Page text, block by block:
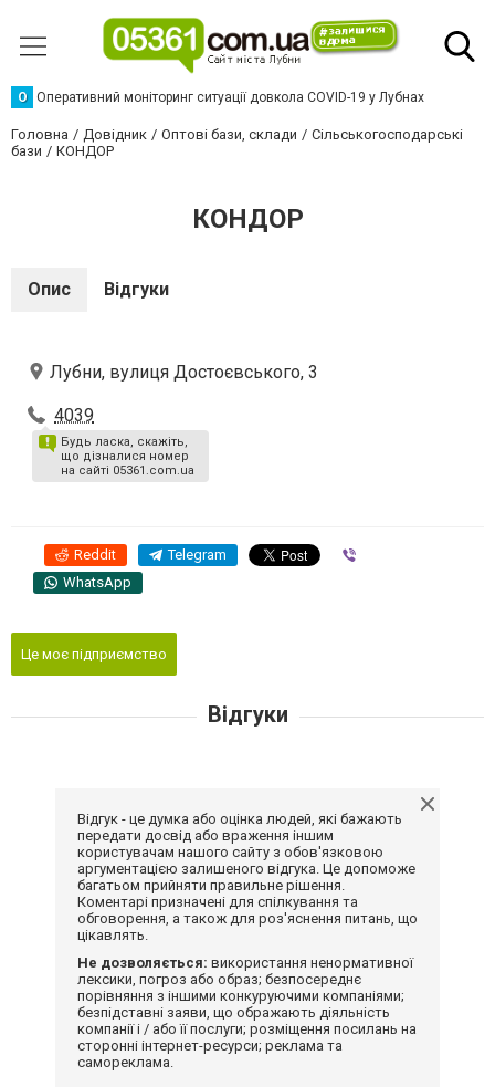
О Оперативний моніторинг ситуації довкола COVID-19 у Лубнах
Головна Довідник Оптові бази, склади
Сільськогосподарські
бази
КОНДОР
КОНДОР
Опис Відгуки
Лубни, вулиця Достоєвського, 3
4039
Будь ласка, скажіть,
що дізналися номер
на сайті 05361.com.ua
Reddit Telegram
WhatsApp
Це моє підприємство
Відгуки
Відгук - це думка або оцінка людей, які бажають
передати досвід або враження іншим
користувачам нашого сайту з обов'язковою
аргументацією залишеного відгука. Це допоможе
багатьом прийняти правильне рішення.
Коментарі призначені для спілкування та
обговорення, а також для роз'яснення питань, що
цікавлять.
Не дозволяється: використання ненормативної
лексики, погроз або образ; безпосереднє
порівняння з іншими конкуруючими компаніями;
безпідставні заяви, що ображають діяльність
компанії і / або її послуги; розміщення посилань на
сторонні інтернет-ресурси; реклама та
самореклама.